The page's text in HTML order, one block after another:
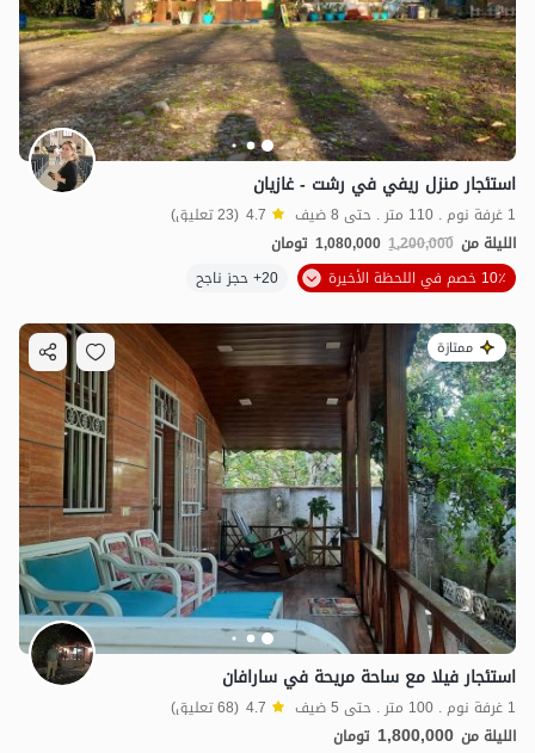
استئجار منزل ريفي في رشت - غازيان
1 غرفة نوم . 110 متر . حتى 8 ضيف 4.7 (23 تعليق)
الليلة من 1,200,000
1,080,000 تومان
10٪ خصم في اللحظة الأخيرة
20+ حجز ناجح
ممتازة
استئجار فيلا مع ساحة مريحة في سارافان
1 غرفة نوم . 100 متر . حتى 5 ضيف 4.7 (68 تعليق)
الليلة من 1,800,000 تومان